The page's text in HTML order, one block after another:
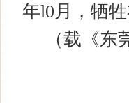
年l0月，牺
（载《